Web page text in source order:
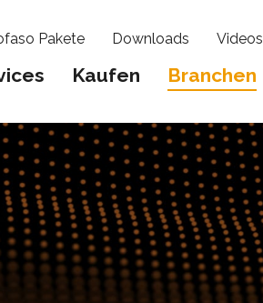
Pakete Downloads Videos
Kaufen Branchen